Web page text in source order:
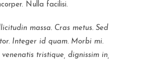
Nulla facilisi.
massa. Cras metus. Sed
Integer id quam. Morbi mi.
tristique, dignissim in,